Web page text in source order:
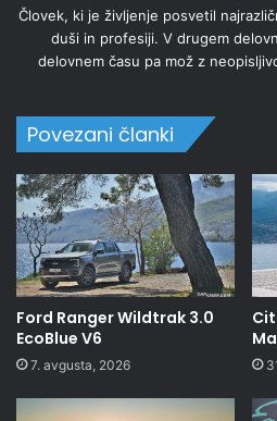
Človek, ki je življenje posvetil
duši in profesiji. V drugem
delovnem času pa mož z
Povezani članki
Ford Ranger Wildtrak 3.0
EcoBlue V6
7. avgusta, 2026